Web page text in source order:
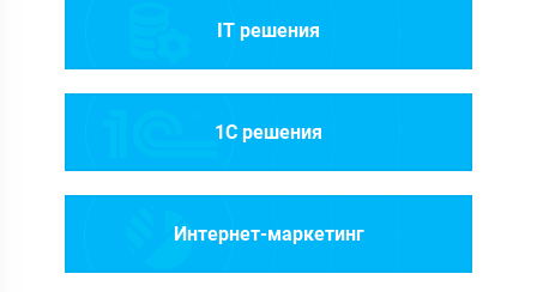
IT решения
1C решения
Интернет-маркетинг